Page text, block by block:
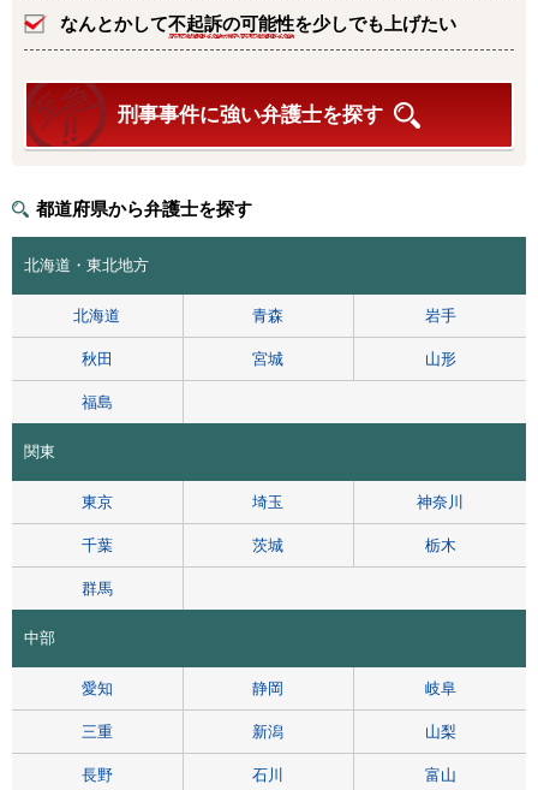
なんとかして不起訴の可能性を少しでも上げたい
刑事事件に強い弁護士を探す
都道府県から弁護士を探す
北海道・東北地方
北海道 青森 岩手
秋田 宮城 山形
福島
関東
東京 埼玉 神奈川
千葉 茨城 栃木
群馬
中部
愛知 静岡 岐阜
三重 新潟 山梨
長野 石川 富山